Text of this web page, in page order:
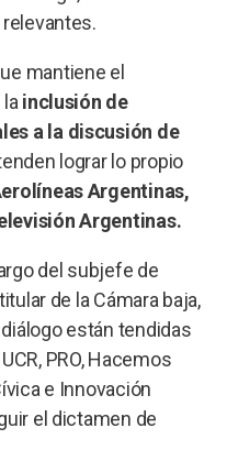
mantiene el
inclusión de
a la discusión de
lograr lo propio
Argentinas,
Argentinas.
del subjefe de
de la Cámara baja,
están tendidas
PRO, Hacemos
e Innovación
el dictamen de